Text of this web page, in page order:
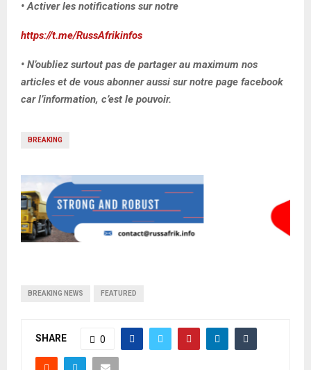
• Activer les notifications sur notre
https://t.me/RussAfrikinfos
• N’oubliez surtout pas de partager au maximum nos
articles et de vous abonner aussi sur notre page facebook
car l’information, c’est le pouvoir.
BREAKING
BREAKING NEWS FEATURED
SHARE 0